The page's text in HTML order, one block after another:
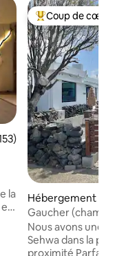
moyenne sur la
la
Coups de cœur
Coup de cœur
Hébergement ⋅
Cheju
Gaucher
êtes un client de
pouvez
déjeuner (5 000
Nous avons une
Sehwa dans la
proximité Parfait pour voyager dans la